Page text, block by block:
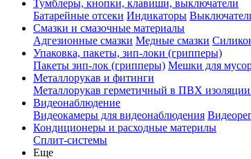
Тумблеры, кнопки, клавиши, выключатели
Батарейные отсеки Индикаторы
Смазки и смазочные материалы
Адгезионные смазки Медные смазки
Упаковка, пакеты, зип-локи (грипперы)
Пакеты зип-лок (грипперы) Мешки для
Металлорукав и фитинги
Металлорукав герметичный в ПВХ
Видеонаблюдение
Видеокамеры для видеонаблюдения
Кондиционеры и расходные материлы
Сплит-системы
Еще